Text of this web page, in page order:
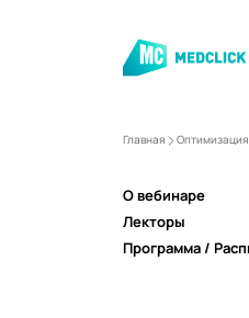
Главная
О вебинаре
Лекторы
Программа /